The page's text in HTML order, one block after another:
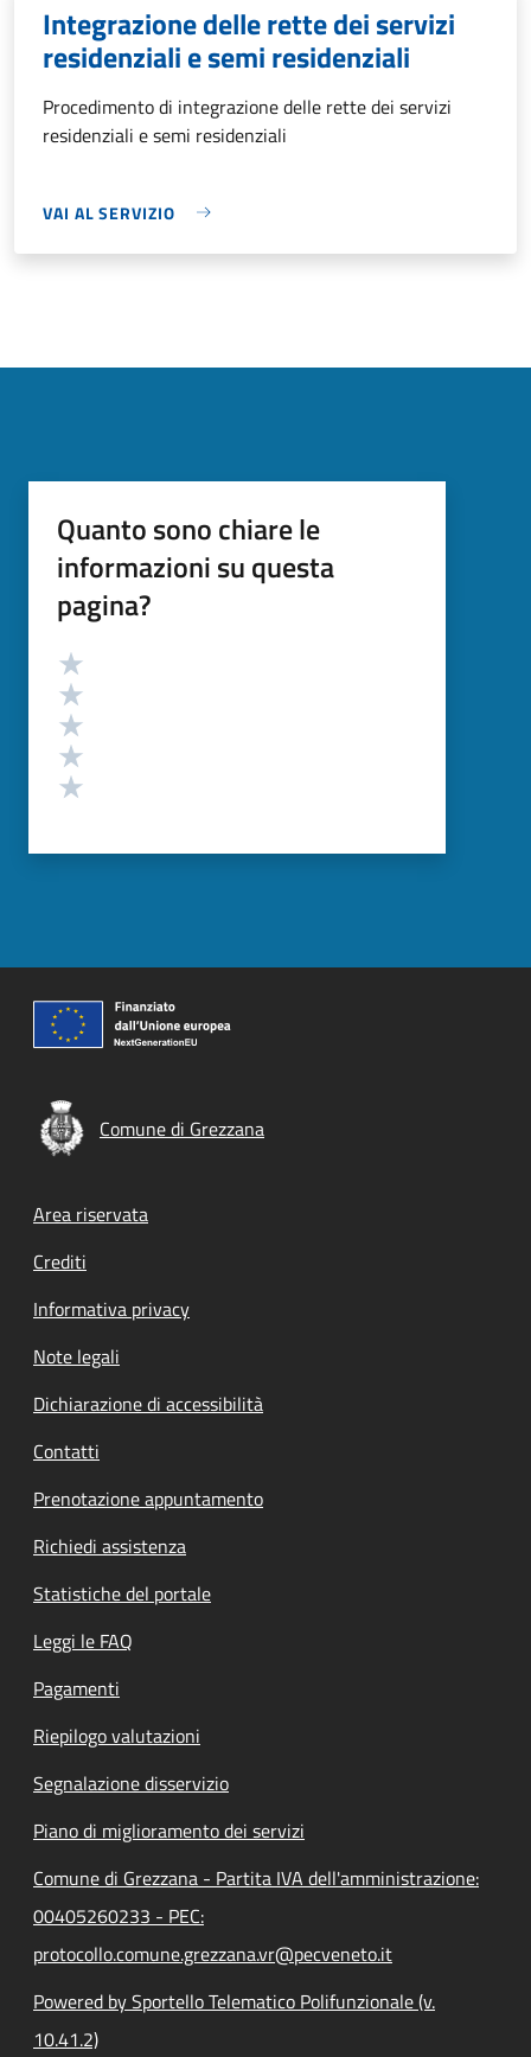
Integrazione delle rette dei servizi
residenziali e semi residenziali
Procedimento di integrazione delle rette dei servizi
residenziali e semi residenziali
VAI AL SERVIZIO
Quanto sono chiare le
informazioni su questa
pagina?
Valutazione
Comune di Grezzana
Footer menu
Area riservata
Crediti
Informativa privacy
Note legali
Dichiarazione di accessibilità
Contatti
Prenotazione appuntamento
Richiedi assistenza
Statistiche del portale
Leggi le FAQ
Pagamenti
Riepilogo valutazioni
Segnalazione disservizio
Piano di miglioramento dei servizi
Comune di Grezzana - Partita IVA dell'amministrazione:
00405260233 - PEC:
protocollo.comune.grezzana.vr@pecveneto.it
Powered by Sportello Telematico Polifunzionale (v.
10.41.2)